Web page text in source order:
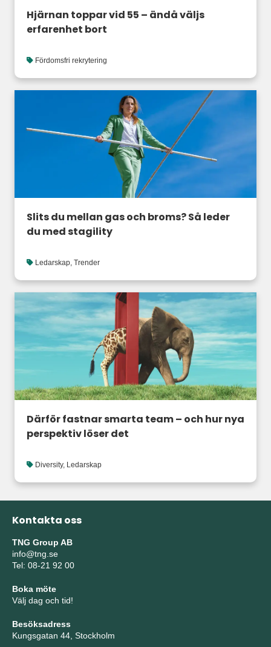
Hjärnan toppar vid 55 – ändå väljs
erfarenhet bort
Fördomsfri rekrytering
Slits du mellan gas och broms? Så leder
du med stagility
Ledarskap, Trender
Därför fastnar smarta team – och hur nya
perspektiv löser det
Diversity, Ledarskap
Kontakta oss
TNG Group AB
info@tng.se
Tel: 08-21 92 00
Boka möte
Välj dag och tid!
Besöksadress
Kungsgatan 44, Stockholm